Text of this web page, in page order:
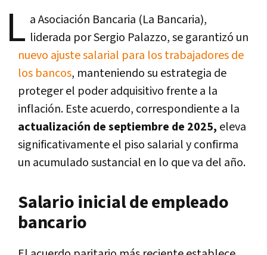
L a Asociación Bancaria (La Bancaria),
liderada por Sergio Palazzo, se garantizó un
nuevo ajuste salarial para los trabajadores de
los bancos, manteniendo su estrategia de
proteger el poder adquisitivo frente a la
inflación. Este acuerdo, correspondiente a la
actualización de septiembre de 2025, eleva
significativamente el piso salarial y confirma
un acumulado sustancial en lo que va del año.
Salario inicial de empleado
bancario